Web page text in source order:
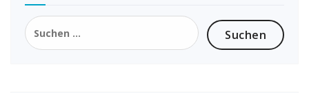
Suchen
nach: